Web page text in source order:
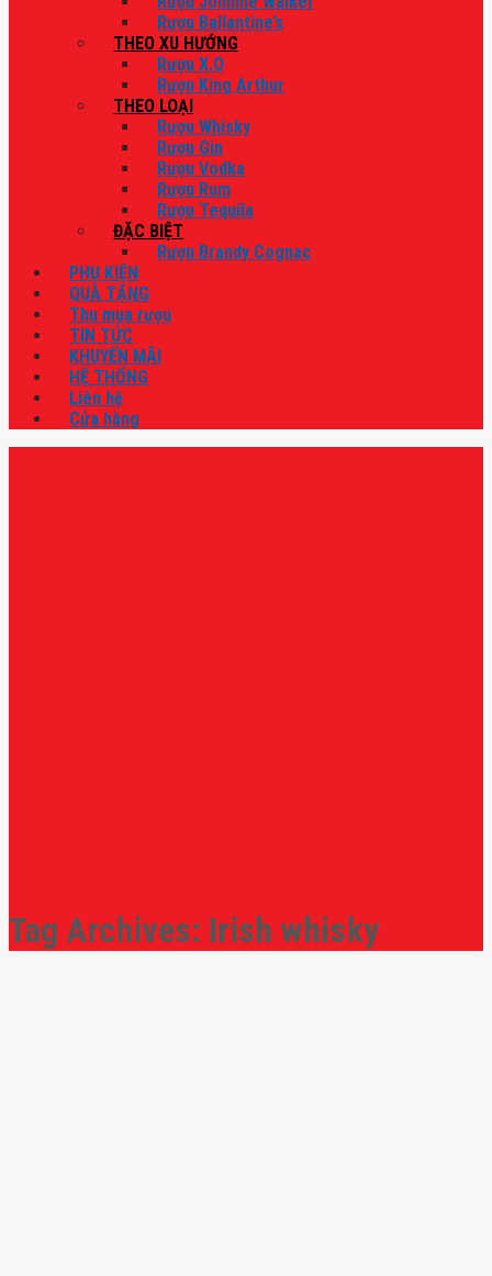
Rượu Ballantine’s
THEO XU HƯỚNG
Rượu X.O
Rượu King Arthur
THEO LOẠI
Rượu Whisky
Rượu Gin
Rượu Vodka
Rượu Rum
Rượu Tequila
ĐẶC BIỆT
Rượu Brandy Cognac
PHỤ KIỆN
QUÀ TẶNG
Thu mua rượu
TIN TỨC
KHUYẾN MÃI
HỆ THỐNG
Liên hệ
Cửa hàng
Tag Archives: Irish whisky